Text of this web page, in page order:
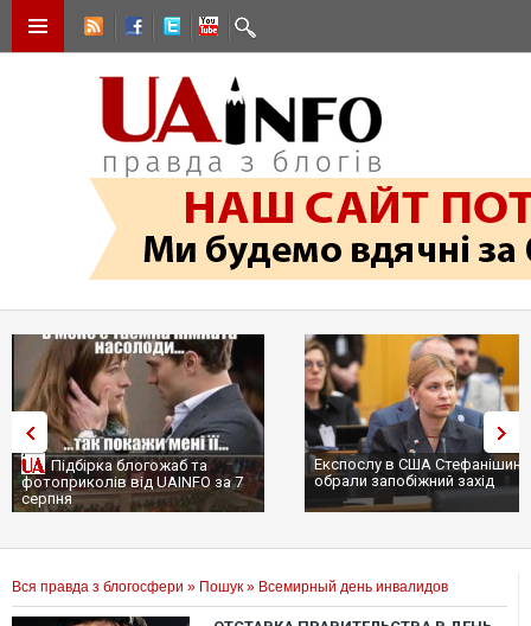
Підбірка блогожаб та
фотоприколів від UAINFO за 7
серпня
Експослу в США
обрали запобіжний захід
Вся правда з блогосфери » Пошук » Всемирный день инвалидов